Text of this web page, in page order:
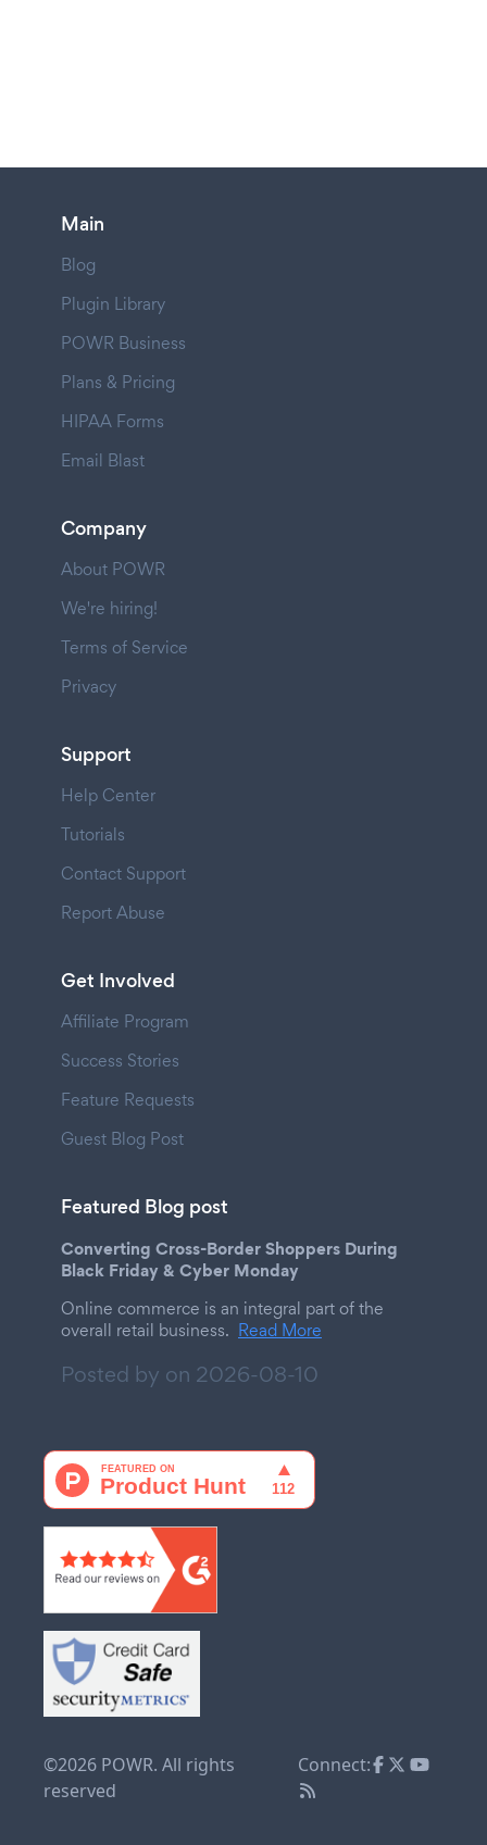
Main
Blog
Plugin Library
POWR Business
Plans & Pricing
HIPAA Forms
Email Blast
Company
About POWR
We're hiring!
Terms of Service
Privacy
Support
Help Center
Tutorials
Contact Support
Report Abuse
Get Involved
Affiliate Program
Success Stories
Feature Requests
Guest Blog Post
Featured Blog post
Converting Cross-Border Shoppers During
Black Friday & Cyber Monday
Online commerce is an integral part of the
overall retail business. Read More
Posted by on 2026-08-10
©2026 POWR. All rights
reserved
Connect: